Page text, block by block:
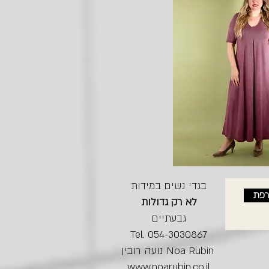
בגדי נשים במידות
לא רק גדולות
גבעתיים
Tel. 054-3030867
נועה רובין Noa Rubin